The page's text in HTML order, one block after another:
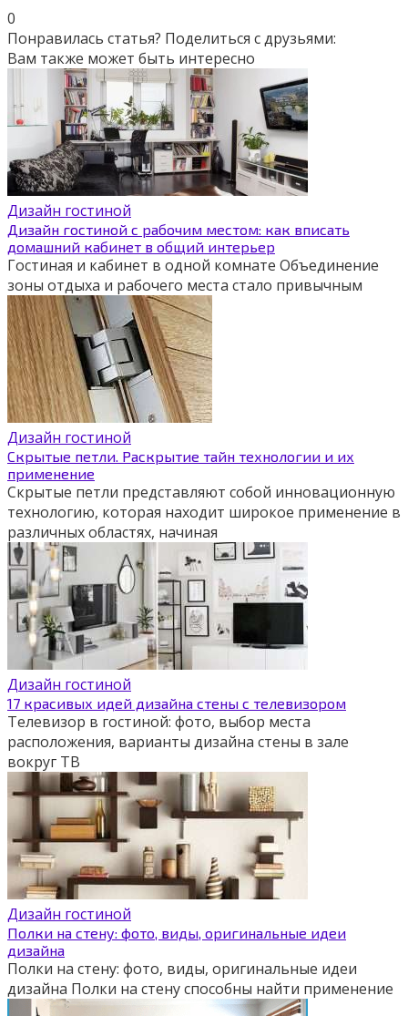
0
Понравилась статья? Поделиться с друзьями:
Вам также может быть интересно
Дизайн гостиной
Дизайн гостиной с рабочим местом: как вписать
домашний кабинет в общий интерьер
Гостиная и кабинет в одной комнате Объединение
зоны отдыха и рабочего места стало привычным
Дизайн гостиной
Скрытые петли. Раскрытие тайн технологии и их
применение
Скрытые петли представляют собой инновационную
технологию, которая находит широкое применение в
различных областях, начиная
Дизайн гостиной
17 красивых идей дизайна стены с телевизором
Телевизор в гостиной: фото, выбор места
расположения, варианты дизайна стены в зале
вокруг ТВ
Дизайн гостиной
Полки на стену: фото, виды, оригинальные идеи
дизайна
Полки на стену: фото, виды, оригинальные идеи
дизайна Полки на стену способны найти применение